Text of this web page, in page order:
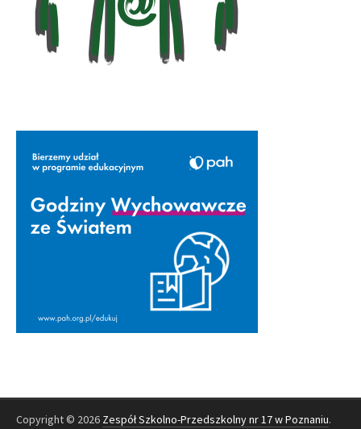
Copyright © 2026 Zespół Szkolno-Przedszkolny nr 17 w Poznaniu.